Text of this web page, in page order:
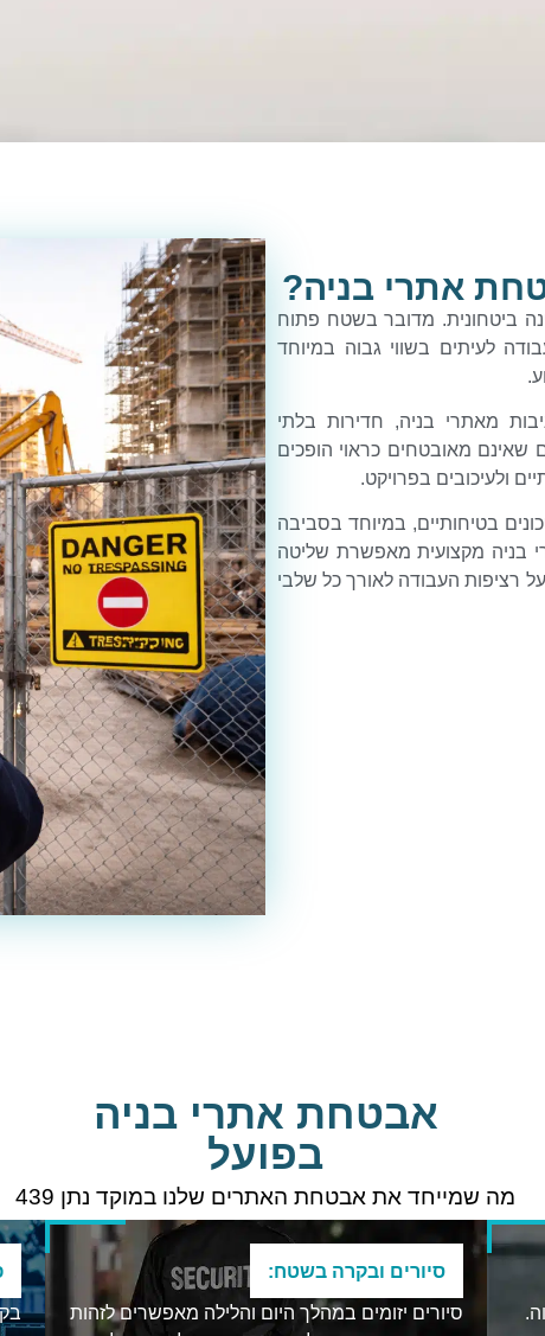
אתרי בניה?
ביטחונית. מדובר בשטח פתוח
לעיתים בשווי גבוה במיוחד
מאתרי בניה, חדירות בלתי
שאינם מאובטחים כראוי הופכים
ולעיכובים בפרויקט.
בטיחותיים, במיוחד בסביבה
בניה מקצועית מאפשרת שליטה
רציפות העבודה לאורך כל שלבי
אבטחת אתרי בניה
בפועל
מה שמייחד את אבטחת האתרים שלנו במוקד נתן 439
סיורים ובקרה בשטח:
סיורים יזומים במהלך היום והלילה מאפשרים לזהות